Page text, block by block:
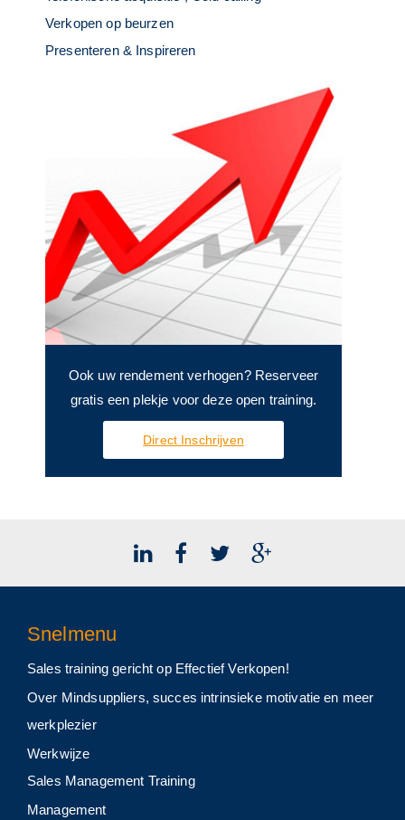
Verkopen op beurzen
Presenteren & Inspireren
Ook uw rendement verhogen? Reserveer
gratis een plekje voor deze open training.
Direct Inschrijven
Snelmenu
Sales training gericht op Effectief Verkopen!
Over Mindsuppliers, succes intrinsieke motivatie en meer
werkplezier
Werkwijze
Sales Management Training
Management